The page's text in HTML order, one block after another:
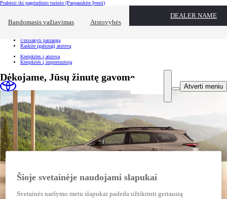
Praleisti iki pagrindinio turinio (Paspauskite Įvesti)
Bandomasis važiavimas Atstovybės
DEALER NAME
Spartusis pasirinkimas Spustelėkite, kad užvertumėte pasiekiamumo perdangą
Užsisakyti paslaugą
Raskite įgaliotąjį atstovą
Kreipkitės į atstovą
Kreipkitės į importuotoją
Atverti meniu
Dėkojame, Jūsų žinutę gavome
Šioje svetainėje naudojami slapukai
Svetainės naršymo metu slapukai padeda užtikrinti geriausią